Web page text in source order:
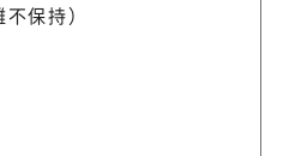
保持）